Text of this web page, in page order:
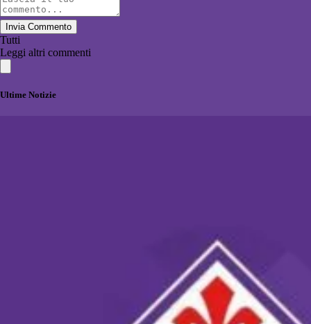
Invia Commento
Tutti
Leggi altri commenti
Ultime Notizie